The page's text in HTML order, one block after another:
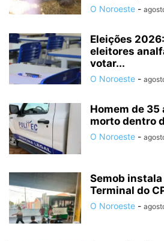
O Noroeste -
Eleições
eleitores
votar...
O Noroeste -
Homem de
morto dentro
O Noroeste -
Semob
Terminal do
O Noroeste -